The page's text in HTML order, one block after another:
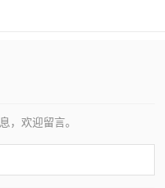
，欢迎留言。